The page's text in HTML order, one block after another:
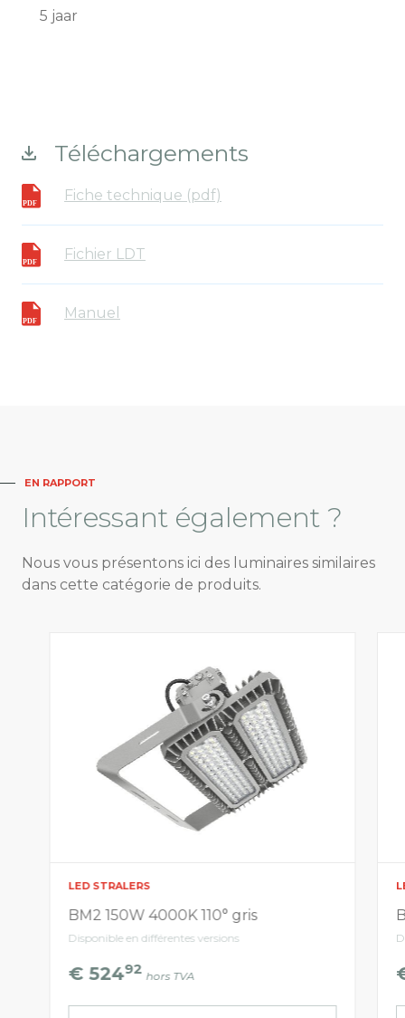
5 jaar
Téléchargements
Fiche technique (pdf)
Fichier LDT
Manuel
EN RAPPORT
Intéressant également ?
Nous vous présentons ici des luminaires similaires
dans cette catégorie de produits.
LED STRALERS
BM2 150W 4000K 110° gris
Disponible en différentes versions
€ 52492 hors TVA